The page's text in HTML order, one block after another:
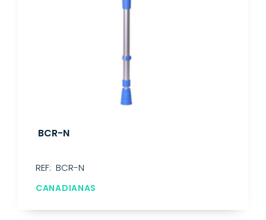
BCR-N
REF: BCR-N
CANADIANAS